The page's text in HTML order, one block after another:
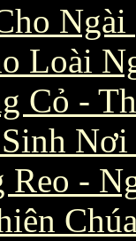
Loài
Cỏ -
Reo -